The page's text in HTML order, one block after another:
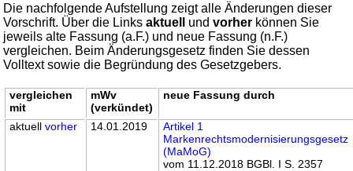
Die nachfolgende Aufstellung zeigt alle Änderungen dieser
Vorschrift. Über die Linksaktuell undvorher können Sie
jeweils alte Fassung (a.F.) und neue Fassung (n.F.)
vergleichen. Beim Änderungsgesetz finden Sie dessen
Volltext sowie die Begründung des Gesetzgebers.
vergleichen
mit
mWv
(verkündet)
neue Fassung durch
aktuellvorher 14.01.2019
Artikel 1
Markenrechtsmodernisierungsgesetz
(MaMoG)
vom 11.12.2018 BGBl. I S. 2357